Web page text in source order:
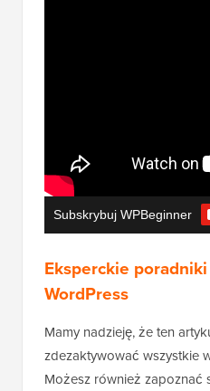
Subskrybuj WPBeginner
Eksperckie
WordPress
Mamy nadzieję, że ten
zdezaktywować wszystkie
Możesz również zapoznać